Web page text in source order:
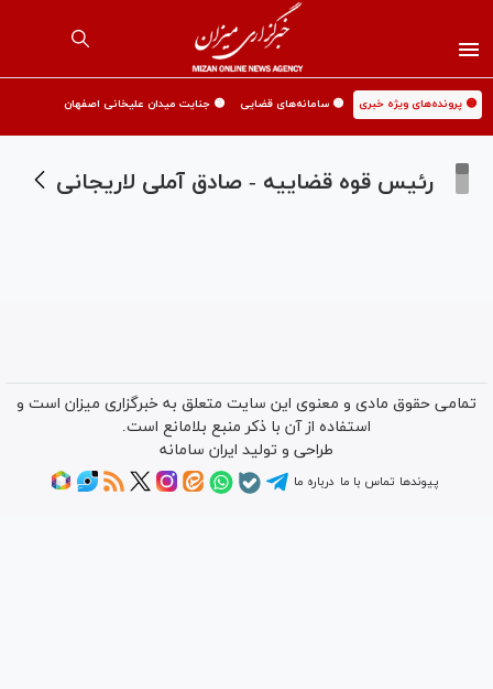
🟡 پرونده‌های ویژه خبری 🟡 سامانه‌های قضایی 🟡 جنایت میدان علیخانی اصفهان
رئیس قوه قضاییه - صادق آملی لاریجانی
تمامی حقوق مادی و معنوی این سایت متعلق به خبرگزاری میزان است و
استفاده از آن با ذکر منبع بلامانع است.
طراحی و تولید ایران سامانه
پیوندها تماس با ما درباره ما